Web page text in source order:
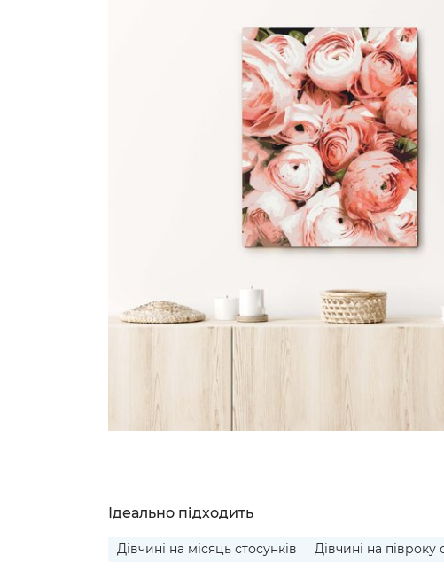
Ідеально підходить
Дівчині на місяць стосунків Дівчині на півроку